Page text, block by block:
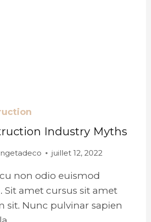
Industry Myths
juillet 12, 2022
non odio euismod
Sit amet cursus sit amet
sit. Nunc pulvinar sapien